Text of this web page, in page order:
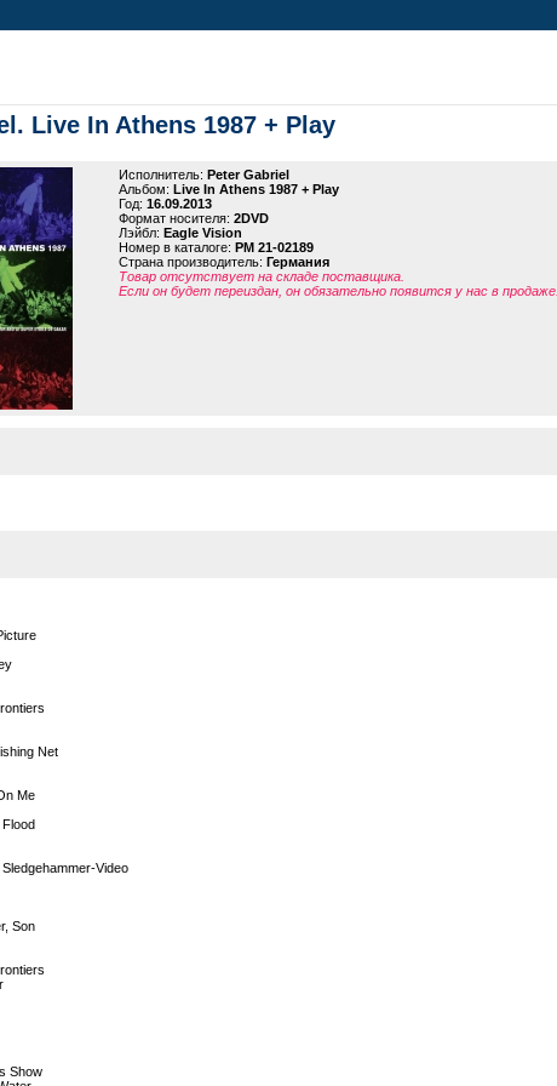
Live In Athens 1987 + Play
Исполнитель: Peter Gabriel
Альбом: Live In Athens 1987 + Play
Год: 16.09.2013
Формат носителя: 2DVD
Лэйбл: Eagle Vision
Номер в каталоге: PM 21-02189
Страна производитель: Германия
Товар отсутствует на складе поставщика.
Если он будет переиздан, он обязательно появится у нас в продаже.
Net
Me
Video
Son
Show